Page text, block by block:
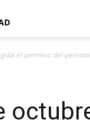
el permiso del